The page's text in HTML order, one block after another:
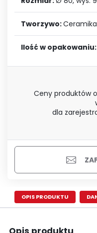
Tworzywo:Ceramika
Ilość w opakowaniu:
Ceny produktów
dla
OPIS PRODUKTU